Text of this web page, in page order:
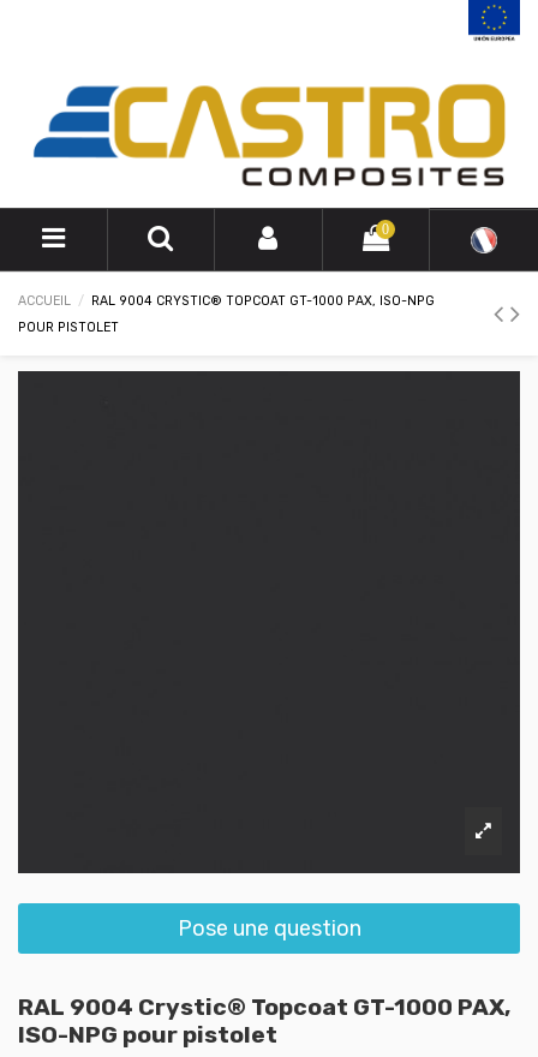
0
ACCUEIL
RAL 9004 CRYSTIC® TOPCOAT GT-1000 PAX, ISO-NPG
POUR PISTOLET
Pose une question
RAL 9004 Crystic® Topcoat GT-1000 PAX,
ISO-NPG pour pistolet